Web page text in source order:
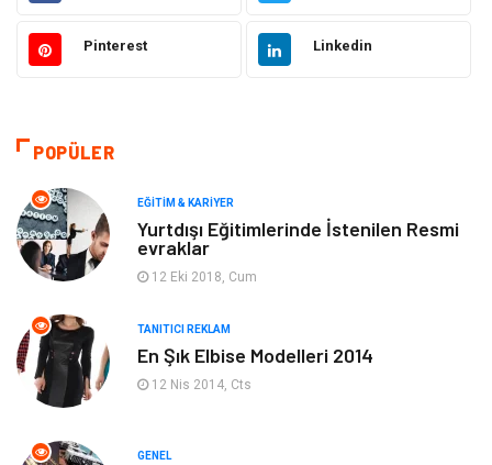
Otomotiv Sağlıklı Yaşam
Moda
Makine
Elektronik
Ev Dekorasyon Organizasyon
Pinterest Linkedin
POPÜLER
EĞITIM & KARIYER
Yurtdışı Eğitimlerinde İstenilen Resmi
evraklar
12 Eki 2018, Cum
TANITICI REKLAM
En Şık Elbise Modelleri 2014
12 Nis 2014, Cts
GENEL